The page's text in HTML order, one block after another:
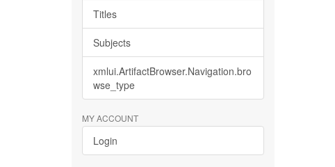
Titles
Subjects
xmlui.ArtifactBrowser.Navigation.bro
wse_type
MY ACCOUNT
Login